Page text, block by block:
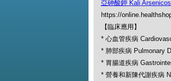
亞砷酸鉀 Kali
https://
【臨床應用】
* 心血管疾病
* 肺部疾病 Pulmonary
* 胃腸道疾病
* 營養和新陳代謝疾病